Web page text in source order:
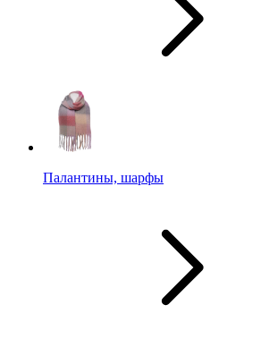
Палантины, шарфы